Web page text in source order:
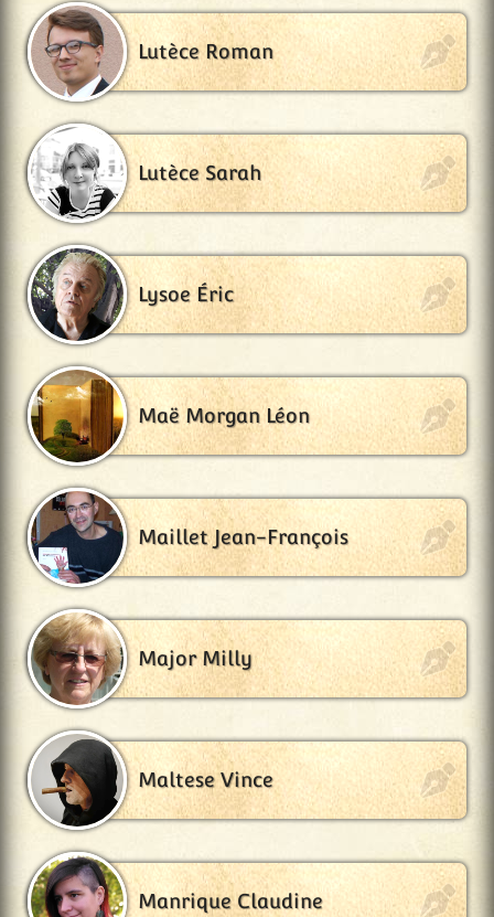
Lutèce Roman
Lutèce Sarah
Lysoe Éric
Maë Morgan Léon
Maillet Jean-François
Major Milly
Maltese Vince
Manrique Claudine